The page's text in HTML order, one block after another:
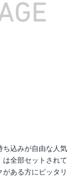
ち込みが自由な人気
は全部セットされて
ある方にピッタリ